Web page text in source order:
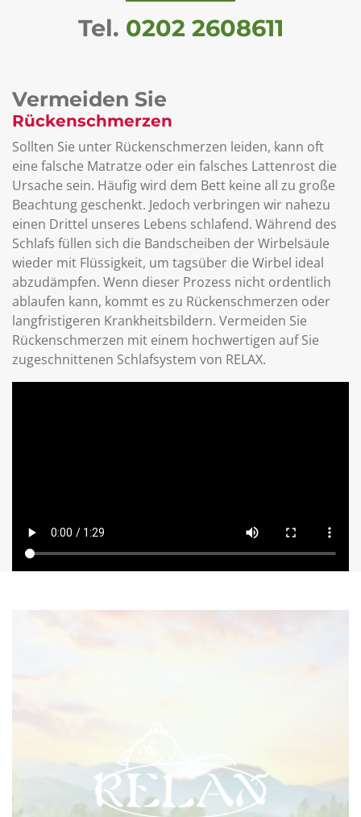
Tel. 0202 2608611
Vermeiden Sie
Rückenschmerzen
Sollten Sie unter Rückenschmerzen leiden, kann oft
eine falsche Matratze oder ein falsches Lattenrost die
Ursache sein. Häufig wird dem Bett keine all zu große
Beachtung geschenkt. Jedoch verbringen wir nahezu
einen Drittel unseres Lebens schlafend. Während des
Schlafs füllen sich die Bandscheiben der Wirbelsäule
wieder mit Flüssigkeit, um tagsüber die Wirbel ideal
abzudämpfen. Wenn dieser Prozess nicht ordentlich
ablaufen kann, kommt es zu Rückenschmerzen oder
langfristigeren Krankheitsbildern. Vermeiden Sie
Rückenschmerzen mit einem hochwertigen auf Sie
zugeschnittenen Schlafsystem von RELAX.